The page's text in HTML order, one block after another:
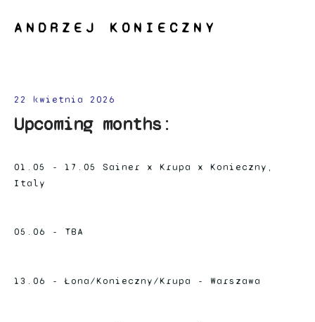
ANDRZEJ KONIECZNY
22 kwietnia 2026
Upcoming months:
01.05 - 17.05 Sainer x Krupa x Konieczny,
Italy
05.06 - TBA
13.06 - Łona/Konieczny/Krupa - Warszawa